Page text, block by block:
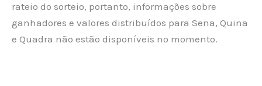
rateio do sorteio, portanto, informações sobre
ganhadores e valores distribuídos para Sena, Quina
e Quadra não estão disponíveis no momento.